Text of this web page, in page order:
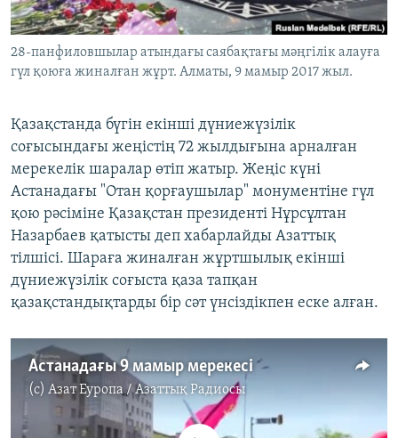
Басқа тілдерде
28-панфиловшылар атындағы саябақтағы мәңгілік алауға
гүл қоюға жиналған жұрт. Алматы, 9 мамыр 2017 жыл.
Қазақстанда бүгін екінші дүниежүзілік
соғысындағы жеңістің 72 жылдығына арналған
мерекелік шаралар өтіп жатыр. Жеңіс күні
Астанадағы "Отан қорғаушылар" монументіне гүл
қою рәсіміне Қазақстан президенті Нұрсұлтан
Назарбаев қатысты деп хабарлайды Азаттық
тілшісі. Шараға жиналған жұртшылық екінші
дүниежүзілік соғыста қаза тапқан
қазақстандықтарды бір сәт үнсіздікпен еске алған.
Астанадағы 9 мамыр мерекесі
(c) Азат Еуропа / Азаттық Радиосы
No media source currently available